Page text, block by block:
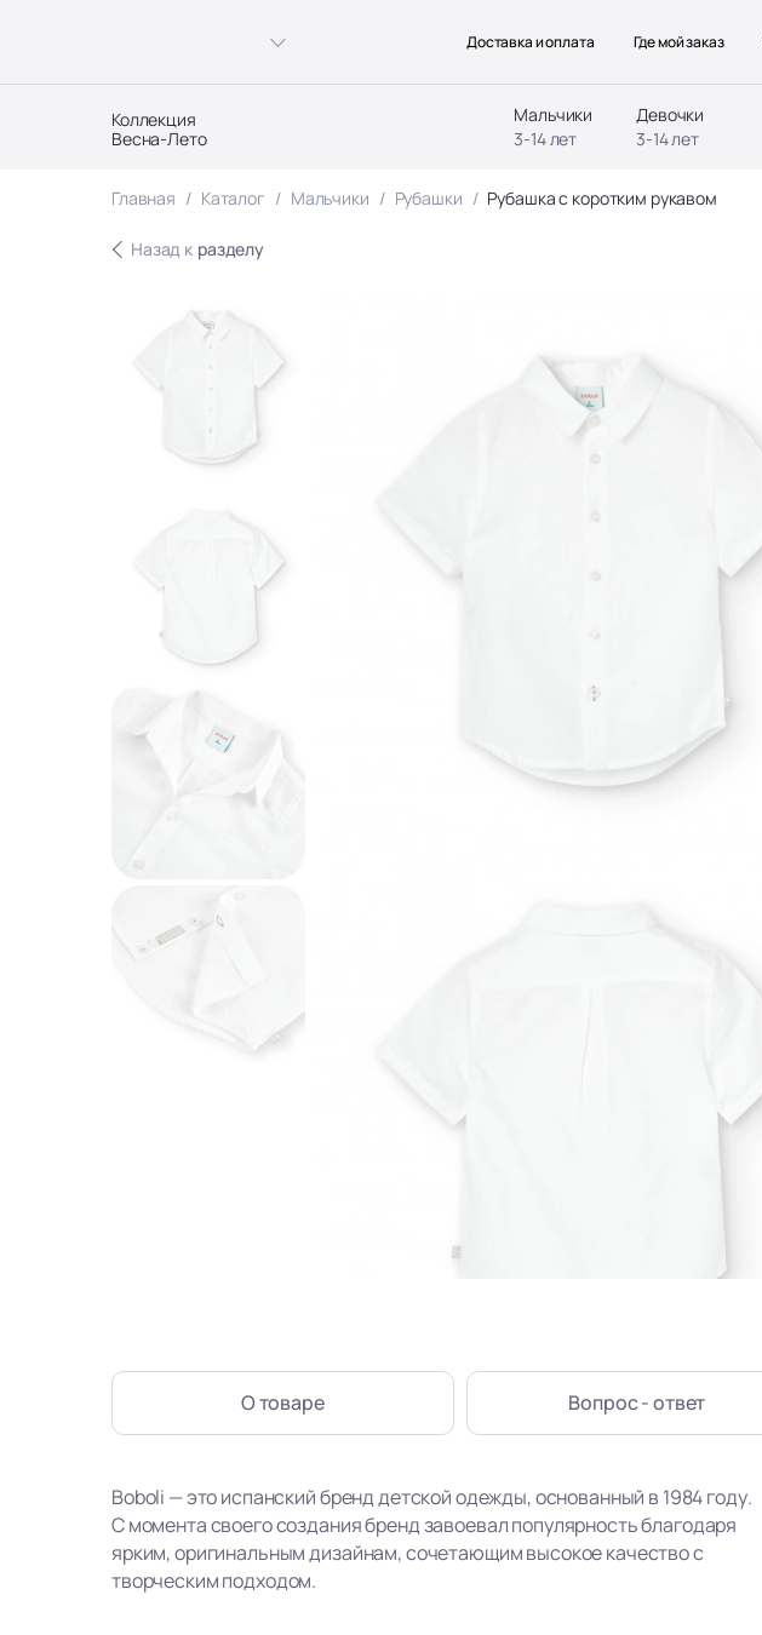
Коллекция
Весна-Лето
Мальчики
3-14 лет
Девочки
3-14 лет
Доставка и оплата Где мой заказ
Главная Каталог Мальчики Рубашки Рубашка с коротким рукавом
Назад к разделу
О товаре Вопрос - ответ
Boboli — это испанский бренд детской одежды, основанный в 1984 году.
С момента своего создания бренд завоевал популярность благодаря
ярким, оригинальным дизайнам, сочетающим высокое качество с
творческим подходом.